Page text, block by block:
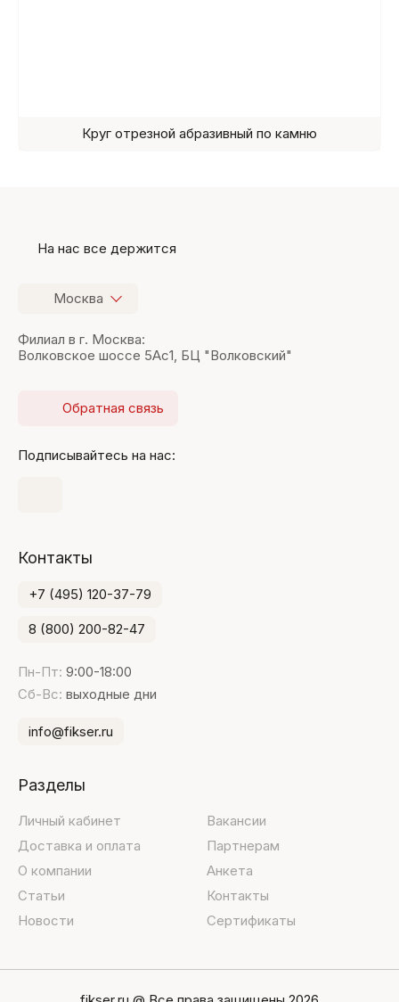
Круг отрезной абразивный по камню
На нас все держится
Москва
Филиал в г. Москва:
Волковское шоссе 5Ас1, БЦ "Волковский"
Обратная связь
Подписывайтесь на нас:
Контакты
+7 (495) 120-37-79
8 (800) 200-82-47
Пн-Пт: 9:00-18:00
Сб-Вс: выходные дни
info@fikser.ru
Разделы
Личный кабинет
Доставка и оплата
О компании
Статьи
Новости
Вакансии
Партнерам
Анкета
Контакты
Сертификаты